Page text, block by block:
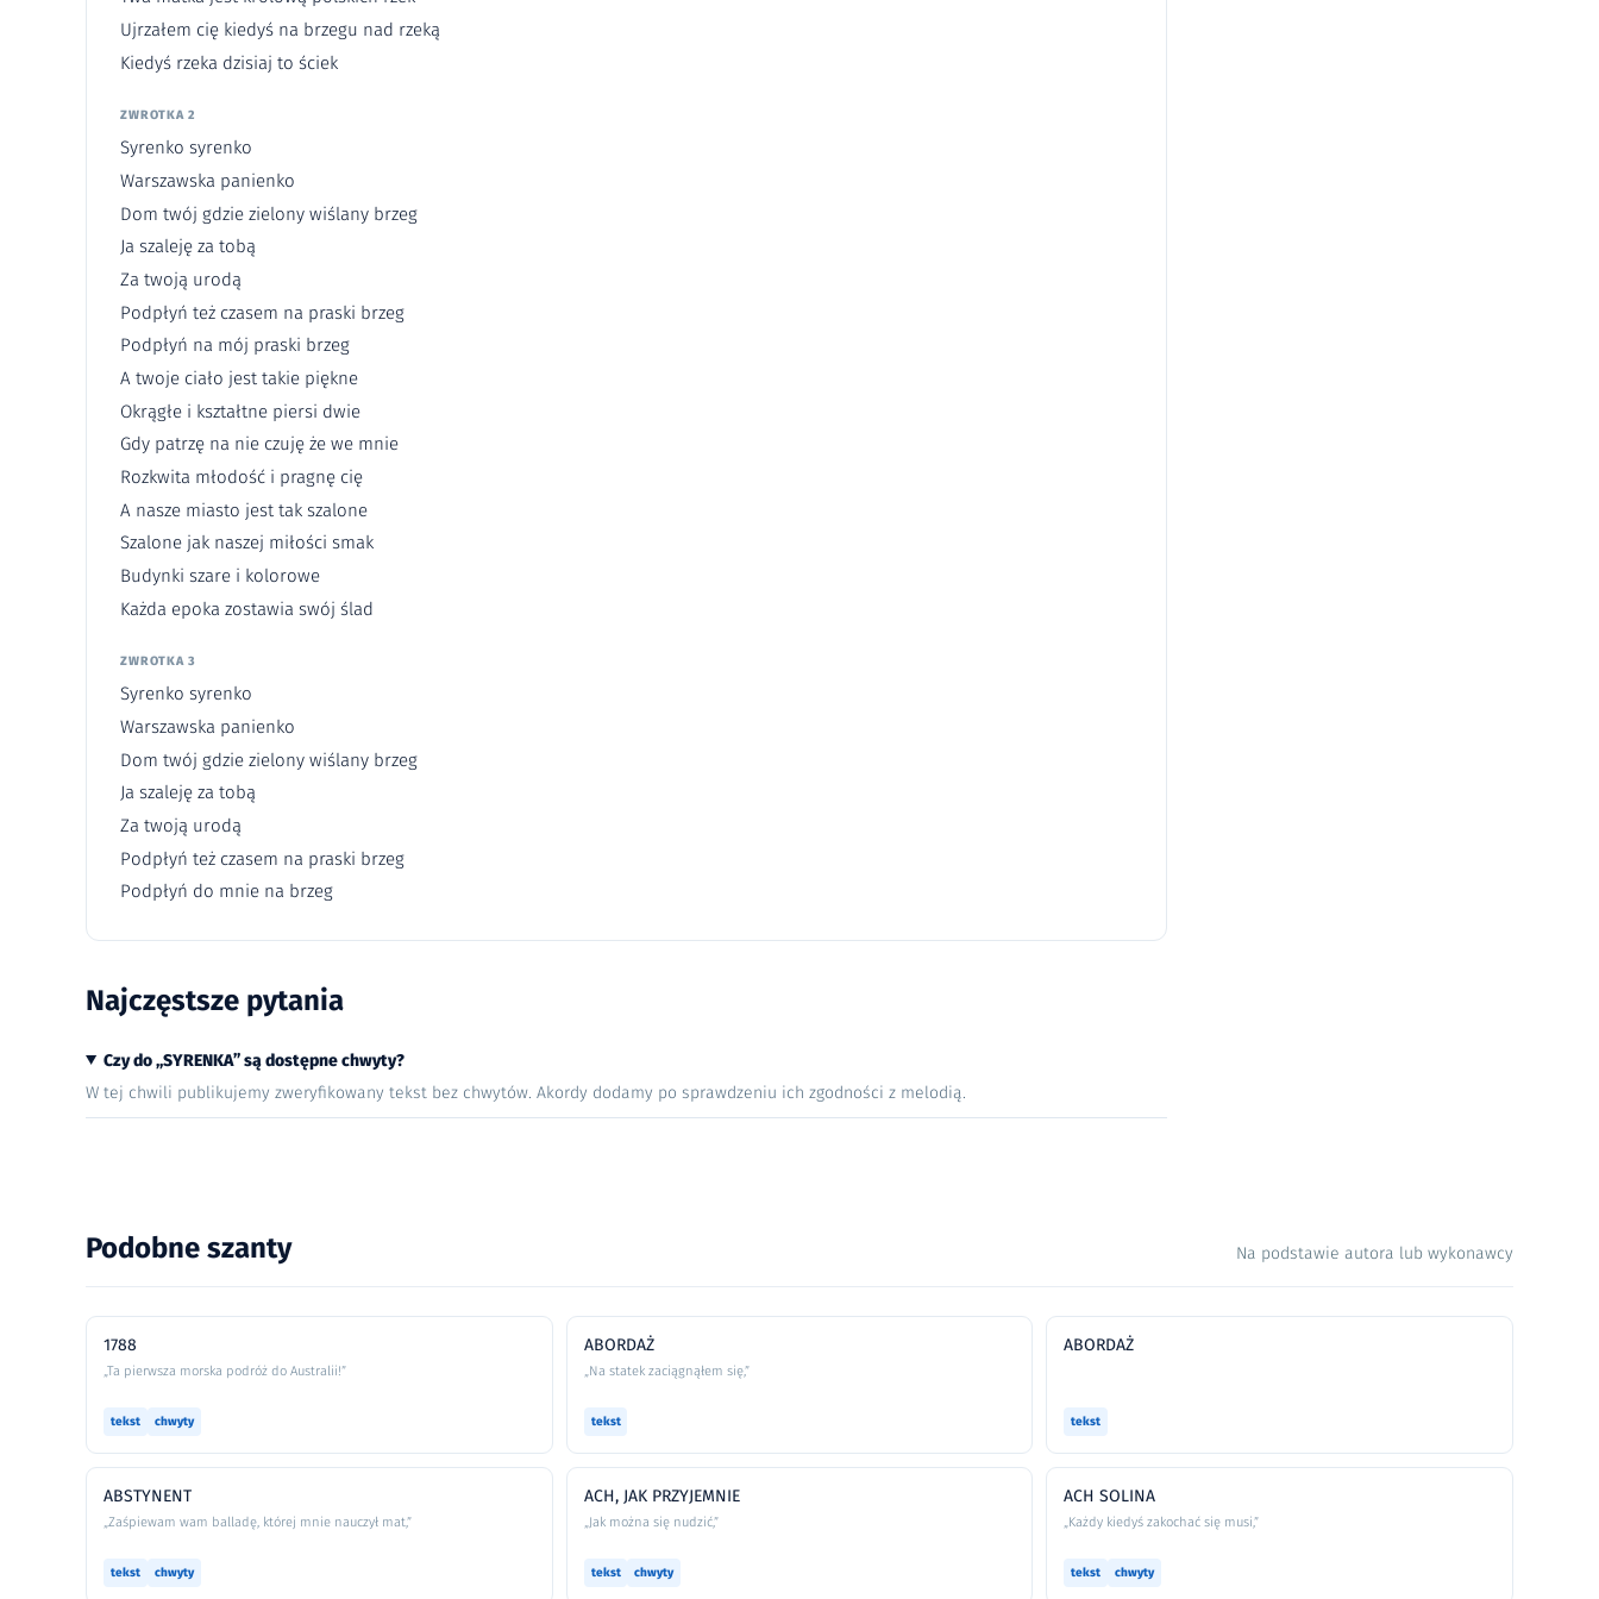
Ujrzałem cię kiedyś na brzegu nad rzeką
Kiedyś rzeka dzisiaj to ściek
ZWROTKA 2
Syrenko syrenko
Warszawska panienko
Dom twój gdzie zielony wiślany brzeg
Ja szaleję za tobą
Za twoją urodą
Podpłyń też czasem na praski brzeg
Podpłyń na mój praski brzeg
A twoje ciało jest takie piękne
Okrągłe i kształtne piersi dwie
Gdy patrzę na nie czuję że we mnie
Rozkwita młodość i pragnę cię
A nasze miasto jest tak szalone
Szalone jak naszej miłości smak
Budynki szare i kolorowe
Każda epoka zostawia swój ślad
ZWROTKA 3
Syrenko syrenko
Warszawska panienko
Dom twój gdzie zielony wiślany brzeg
Ja szaleję za tobą
Za twoją urodą
Podpłyń też czasem na praski brzeg
Podpłyń do mnie na brzeg
Najczęstsze pytania
Czy do „SYRENKA” są dostępne chwyty?
W tej chwili publikujemy zweryfikowany tekst bez chwytów. Akordy dodamy po sprawdzeniu ich zgodności z melodią.
Podobne szanty Na podstawie autora lub wykonawcy
1788
„Ta pierwsza morska podróż do Australii!”
tekst chwyty
ABORDAŻ
„Na statek zaciągnąłem się,”
tekst
ABORDAŻ
tekst
ABSTYNENT
„Zaśpiewam wam balladę, której mnie nauczył mat,”
tekst chwyty
ACH, JAK PRZYJEMNIE
„Jak można się nudzić,”
tekst chwyty
ACH SOLINA
„Każdy kiedyś zakochać się musi,”
tekst chwyty